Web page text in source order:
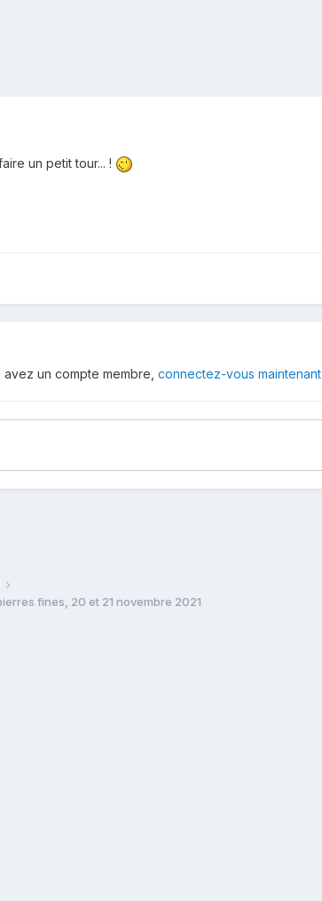
un petit tour... !
un compte membre, connectez-vous maintenant
fines, 20 et 21 novembre 2021